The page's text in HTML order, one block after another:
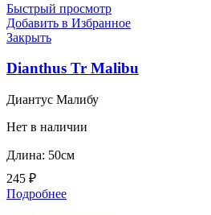
Быстрый просмотр
Добавить в Избранное
Закрыть
Dianthus Tr Malibu
Диантус Малибу
Нет в наличии
Длина: 50см
245 ₽
Подробнее